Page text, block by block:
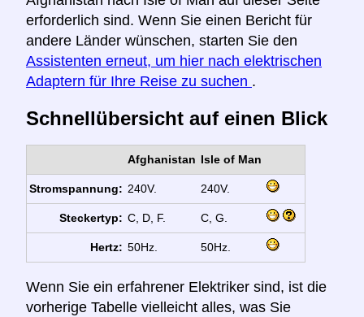
erforderlich sind. Wenn Sie einen Bericht für
andere Länder wünschen, starten Sie den
Assistenten erneut, um hier nach elektrischen
Adaptern für Ihre Reise zu suchen .
Schnellübersicht auf einen Blick
Afghanistan Isle of Man
Stromspannung: 240V. 240V.
Steckertyp: C, D, F. C, G.
Hertz: 50Hz. 50Hz.
Wenn Sie ein erfahrener Elektriker sind, ist die
vorherige Tabelle vielleicht alles, was Sie